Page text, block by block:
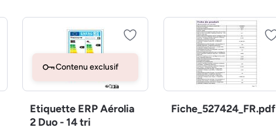
Contenu exclusif
Etiquette ERP Aérolia
2 Duo - 14 tri
Fiche_527424_FR.pdf